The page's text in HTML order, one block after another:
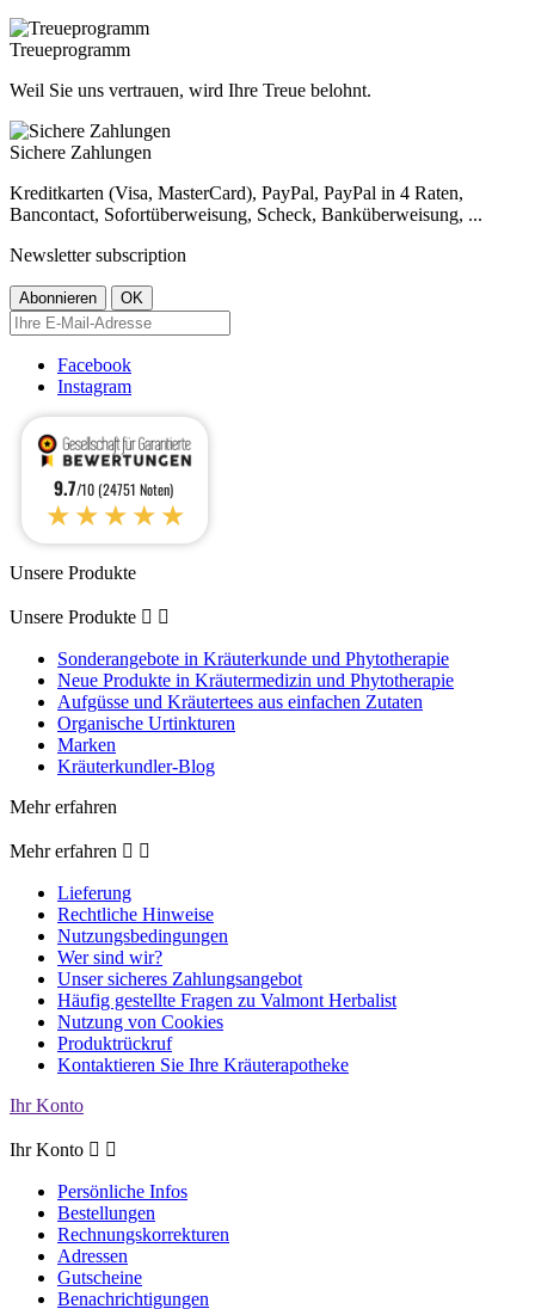
Treueprogramm
Weil Sie uns vertrauen, wird Ihre Treue belohnt.
Sichere Zahlungen
Kreditkarten (Visa, MasterCard), PayPal, PayPal in 4 Raten,
Bancontact, Sofortüberweisung, Scheck, Banküberweisung, ...
Newsletter subscription
Facebook
Instagram
9.7/10 (24751 Noten)
★★★★★
Unsere Produkte
Unsere Produkte  
Sonderangebote in Kräuterkunde und Phytotherapie
Neue Produkte in Kräutermedizin und Phytotherapie
Aufgüsse und Kräutertees aus einfachen Zutaten
Organische Urtinkturen
Marken
Kräuterkundler-Blog
Mehr erfahren
Mehr erfahren  
Lieferung
Rechtliche Hinweise
Nutzungsbedingungen
Wer sind wir?
Unser sicheres Zahlungsangebot
Häufig gestellte Fragen zu Valmont Herbalist
Nutzung von Cookies
Produktrückruf
Kontaktieren Sie Ihre Kräuterapotheke
Ihr Konto
Ihr Konto  
Persönliche Infos
Bestellungen
Rechnungskorrekturen
Adressen
Gutscheine
Benachrichtigungen